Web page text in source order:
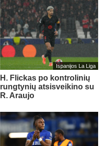
Ispanijos La Liga
H. Flickas po kontrolinių
rungtynių atsisveikino su
R. Araujo